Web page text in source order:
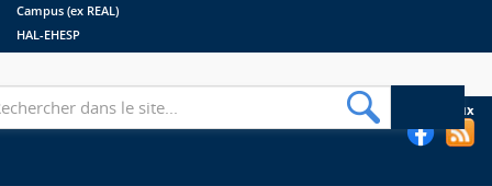
Campus (ex REAL)
HAL-EHESP
Suivez les bibliothèques de l'EHESP sur les réseaux sociaux